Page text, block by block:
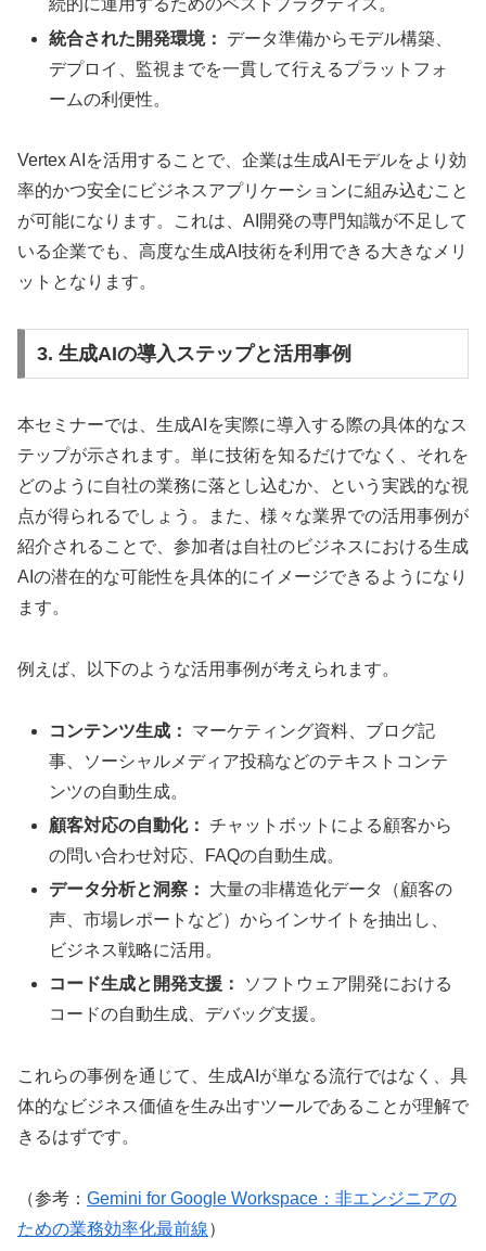
続的に運用するためのベストプラクティス。
統合された開発環境：
データ準備からモデル構築、
デプロイ、監視までを一貫して行えるプラットフォ
ームの利便性。
Vertex AIを活用することで、企業は生成AIモデルをより効
率的かつ安全にビジネスアプリケーションに組み込むこと
が可能になります。これは、AI開発の専門知識が不足して
いる企業でも、高度な生成AI技術を利用できる大きなメリ
ットとなります。
3. 生成AIの導入ステップと活用事例
本セミナーでは、生成AIを実際に導入する際の具体的なス
テップが示されます。単に技術を知るだけでなく、それを
どのように自社の業務に落とし込むか、という実践的な視
点が得られるでしょう。また、様々な業界での活用事例が
紹介されることで、参加者は自社のビジネスにおける生成
AIの潜在的な可能性を具体的にイメージできるようになり
ます。
例えば、以下のような活用事例が考えられます。
コンテンツ生成：
マーケティング資料、ブログ記
事、ソーシャルメディア投稿などのテキストコンテ
ンツの自動生成。
顧客対応の自動化： チャットボットによる顧客から
の問い合わせ対応、FAQの自動生成。
データ分析と洞察：
大量の非構造化データ（顧客の
声、市場レポートなど）からインサイトを抽出し、
ビジネス戦略に活用。
コード生成と開発支援：
ソフトウェア開発における
コードの自動生成、デバッグ支援。
これらの事例を通じて、生成AIが単なる流行ではなく、具
体的なビジネス価値を生み出すツールであることが理解で
きるはずです。
（参考： Gemini for Google Workspace：非エンジニアの
ための業務効率化最前線）